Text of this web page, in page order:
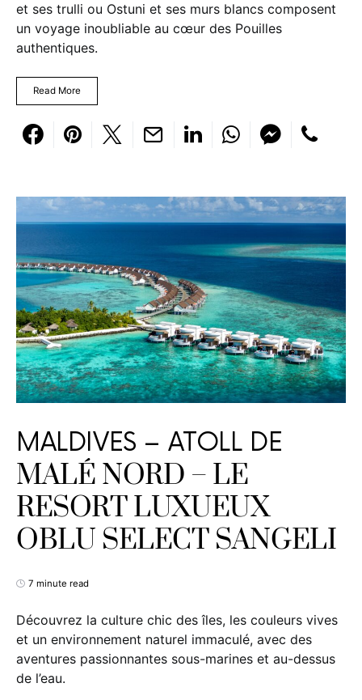
et ses trulli ou Ostuni et ses murs blancs composent
un voyage inoubliable au cœur des Pouilles
authentiques.
Read More
MALDIVES – ATOLL DE
MALÉ NORD – LE
RESORT LUXUEUX
OBLU SELECT SANGELI
7 minute read
Découvrez la culture chic des îles, les couleurs vives
et un environnement naturel immaculé, avec des
aventures passionnantes sous-marines et au-dessus
de l’eau.